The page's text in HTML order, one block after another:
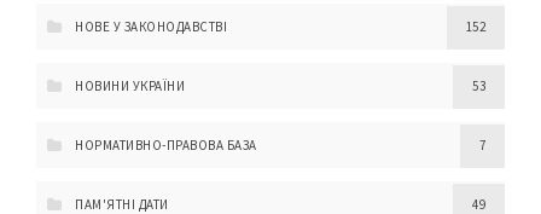
НОВЕ У ЗАКОНОДАВСТВІ 152
НОВИНИ УКРАЇНИ 53
НОРМАТИВНО-ПРАВОВА БАЗА 7
ПАМ'ЯТНІ ДАТИ 49